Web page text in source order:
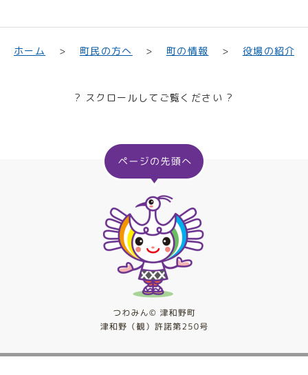
ホーム 町民の方へ 町の情報 役場の紹介
? スクロールしてご覧ください ?